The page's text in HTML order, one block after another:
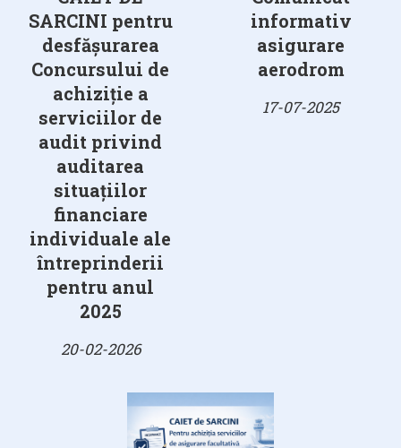
SARCINI pentru
desfășurarea
Concursului de
achiziție a
serviciilor de
audit privind
auditarea
situațiilor
financiare
individuale ale
întreprinderii
pentru anul
2025
20-02-2026
informativ
asigurare
aerodrom
17-07-2025